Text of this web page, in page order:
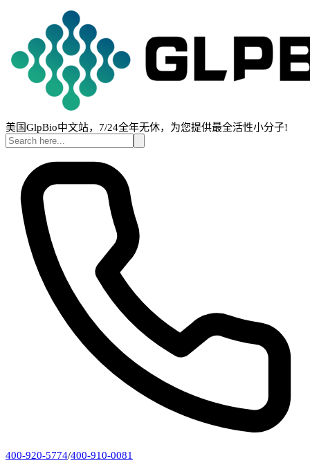
美国GlpBio中文站，7/24全年无休，为您提供最全活性小分子!
400-920-5774/400-910-0081